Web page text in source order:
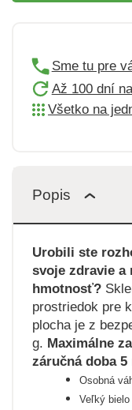
Sme tu pre
Až 100 dní
Všetko na
Popis
Urobili ste
svoje zdravie a
hmotnosť?
prostriedok pre
plocha je z
g. Maximálne
záručná doba 5
Osobná
Veľký